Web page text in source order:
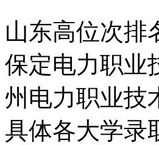
山东高位次排
保定电力职业
州电力职业技
具体各大学录